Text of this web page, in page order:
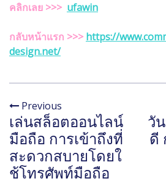
คลิกเลย >>> ufawin
กลับหน้าแรก >>> https://
design.net/
Previous
เล่นสล็อตออนไลน์
มือถือ การเข้าถึงที่
สะดวกสบายโดยใ
ช้โทรศัพท์มือถือ
วั
ดี